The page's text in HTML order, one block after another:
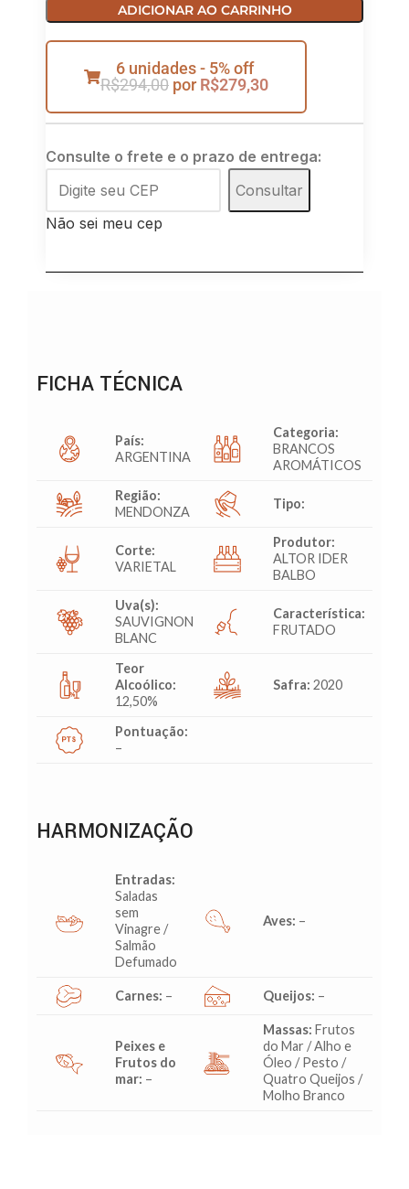
ADICIONAR AO CARRINHO
6 unidades - 5% off
R$294,00 por R$279,30
Consulte o frete e o prazo de entrega:
Consultar
Não sei meu cep
FICHA TÉCNICA
País:
ARGENTINA
Categoria:
BRANCOS
AROMÁTICOS
Região:
MENDONZA
Tipo:
Corte:
VARIETAL
Produtor:
ALTOR IDER
BALBO
Uva(s):
SAUVIGNON
BLANC
Característica:
FRUTADO
Teor
Alcoólico:
12,50%
Safra: 2020
Pontuação:
–
HARMONIZAÇÃO
Entradas:
Saladas
sem
Vinagre /
Salmão
Defumado
Aves: –
Carnes: – Queijos: –
Peixes e
Frutos do
mar: –
Massas: Frutos
do Mar / Alho e
Óleo / Pesto /
Quatro Queijos /
Molho Branco